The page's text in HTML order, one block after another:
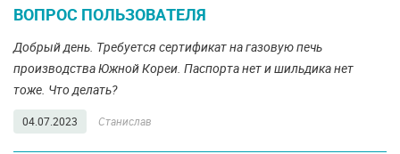
ВОПРОС ПОЛЬЗОВАТЕЛЯ
Добрый день. Требуется сертификат на газовую печь
производства Южной Кореи. Паспорта нет и шильдика нет
тоже. Что делать?
04.07.2023 Станислав